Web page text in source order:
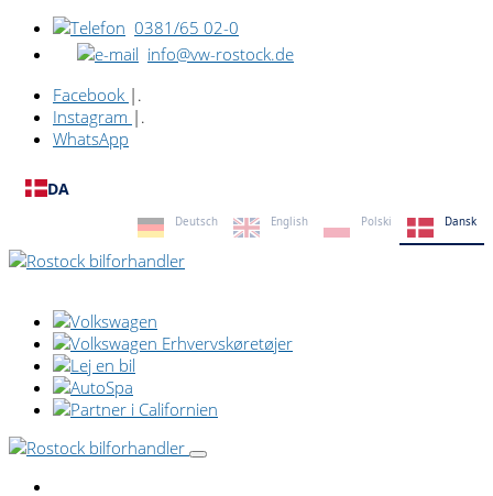
0381/65 02-0
info@vw-rostock.de
Facebook |.
Instagram |.
WhatsApp
DA
Deutsch English Polski Dansk